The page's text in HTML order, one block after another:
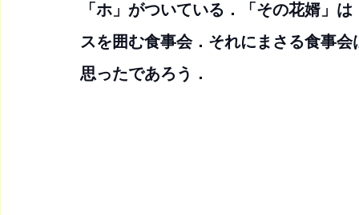
「ホ」がついている．「その花婿」
スを囲む食事会．それにまさる食事
思ったであろう．